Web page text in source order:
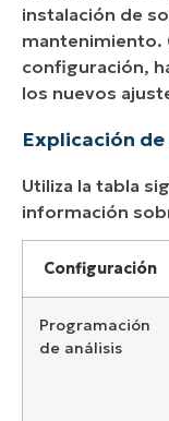
instalación de
mantenimiento.
configuración,
los nuevos
Explicación
Utiliza la tabla
información
Configuración
Programación
de análisis